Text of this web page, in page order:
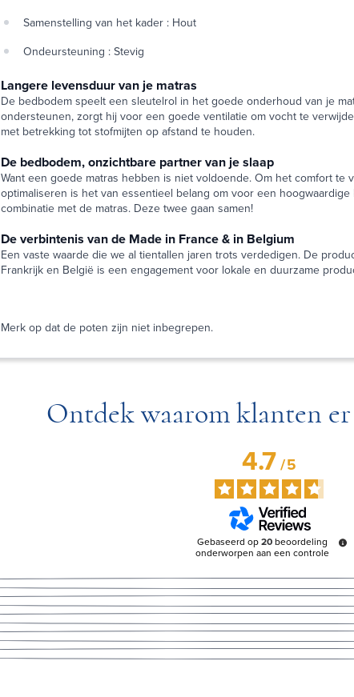
Samenstelling van het kader : Hout
Ondeursteuning : Stevig
Langere levensduur van je matras
De bedbodem speelt een sleutelrol in het goede onderhoud van je
ondersteunen, zorgt hij voor een goede ventilatie om vocht te
met betrekking tot stofmijten op afstand te houden.
De bedbodem, onzichtbare partner van je slaap
Want een goede matras hebben is niet voldoende. Om het comfort te
optimaliseren is het van essentieel belang om voor een
combinatie met de matras. Deze twee gaan samen!
De verbintenis van de Made in France & in Belgium
Een vaste waarde die we al tientallen jaren trots verdedigen. De
Frankrijk en België is een engagement voor lokale en duurzame
Merk op dat de poten zijn niet inbegrepen.
Ontdek waarom klanten
4.7/5
Gebaseerd op20 beoordeling
onderworpen aan een controle